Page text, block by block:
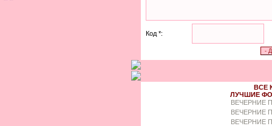
Код *:
ВСЕ
ЛУЧШИЕ
ВЕЧЕРНИЕ
ВЕЧЕРНИЕ
ВЕЧЕРНИЕ